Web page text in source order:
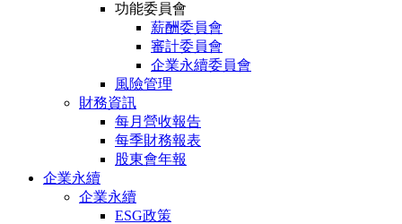
功能委員會
薪酬委員會
審計委員會
企業永續委員會
風險管理
財務資訊
每月營收報告
每季財務報表
股東會年報
企業永續
企業永續
ESG政策